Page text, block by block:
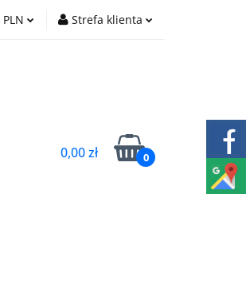
PLN Strefa klienta
0,00 zł 0